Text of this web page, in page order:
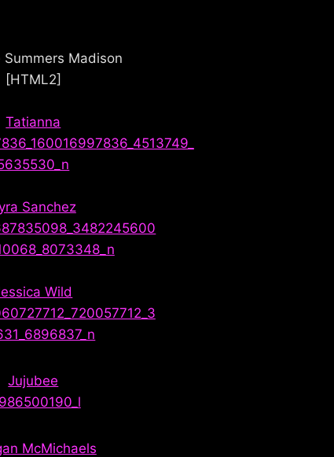
Summers Madison
[HTML2]
Tatianna
Sanchez
Wild
Jujubee
McMichaels